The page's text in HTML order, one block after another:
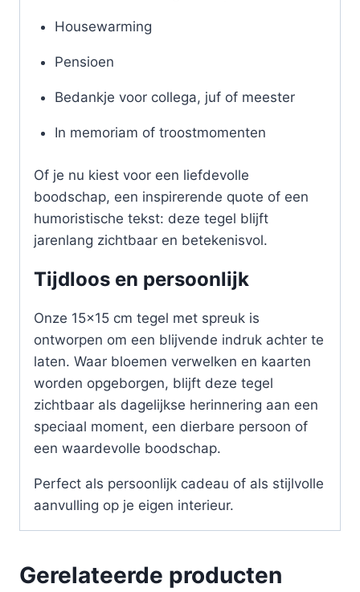
Housewarming
Pensioen
Bedankje voor collega, juf of meester
In memoriam of troostmomenten
Of je nu kiest voor een liefdevolle
boodschap, een inspirerende quote of een
humoristische tekst: deze tegel blijft
jarenlang zichtbaar en betekenisvol.
Tijdloos en persoonlijk
Onze 15×15 cm tegel met spreuk is
ontworpen om een blijvende indruk achter te
laten. Waar bloemen verwelken en kaarten
worden opgeborgen, blijft deze tegel
zichtbaar als dagelijkse herinnering aan een
speciaal moment, een dierbare persoon of
een waardevolle boodschap.
Perfect als persoonlijk cadeau of als stijlvolle
aanvulling op je eigen interieur.
Gerelateerde producten